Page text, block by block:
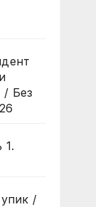
/ Без
1.
/